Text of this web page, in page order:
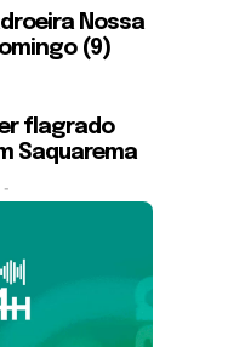
Nossa
(9)
flagrado
Saquarema
-